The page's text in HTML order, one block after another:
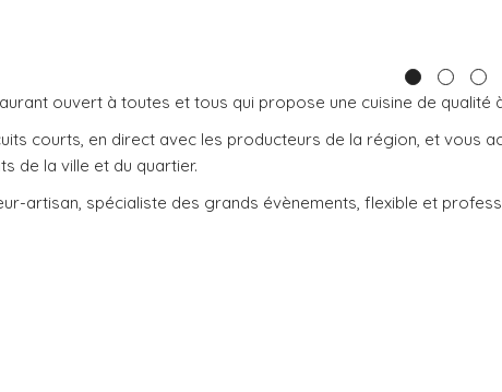
ouvert à toutes et tous qui propose une cuisine de qualité
courts, en direct avec les producteurs de la région, et vous
de la ville et du quartier.
artisan, spécialiste des grands évènements, flexible et